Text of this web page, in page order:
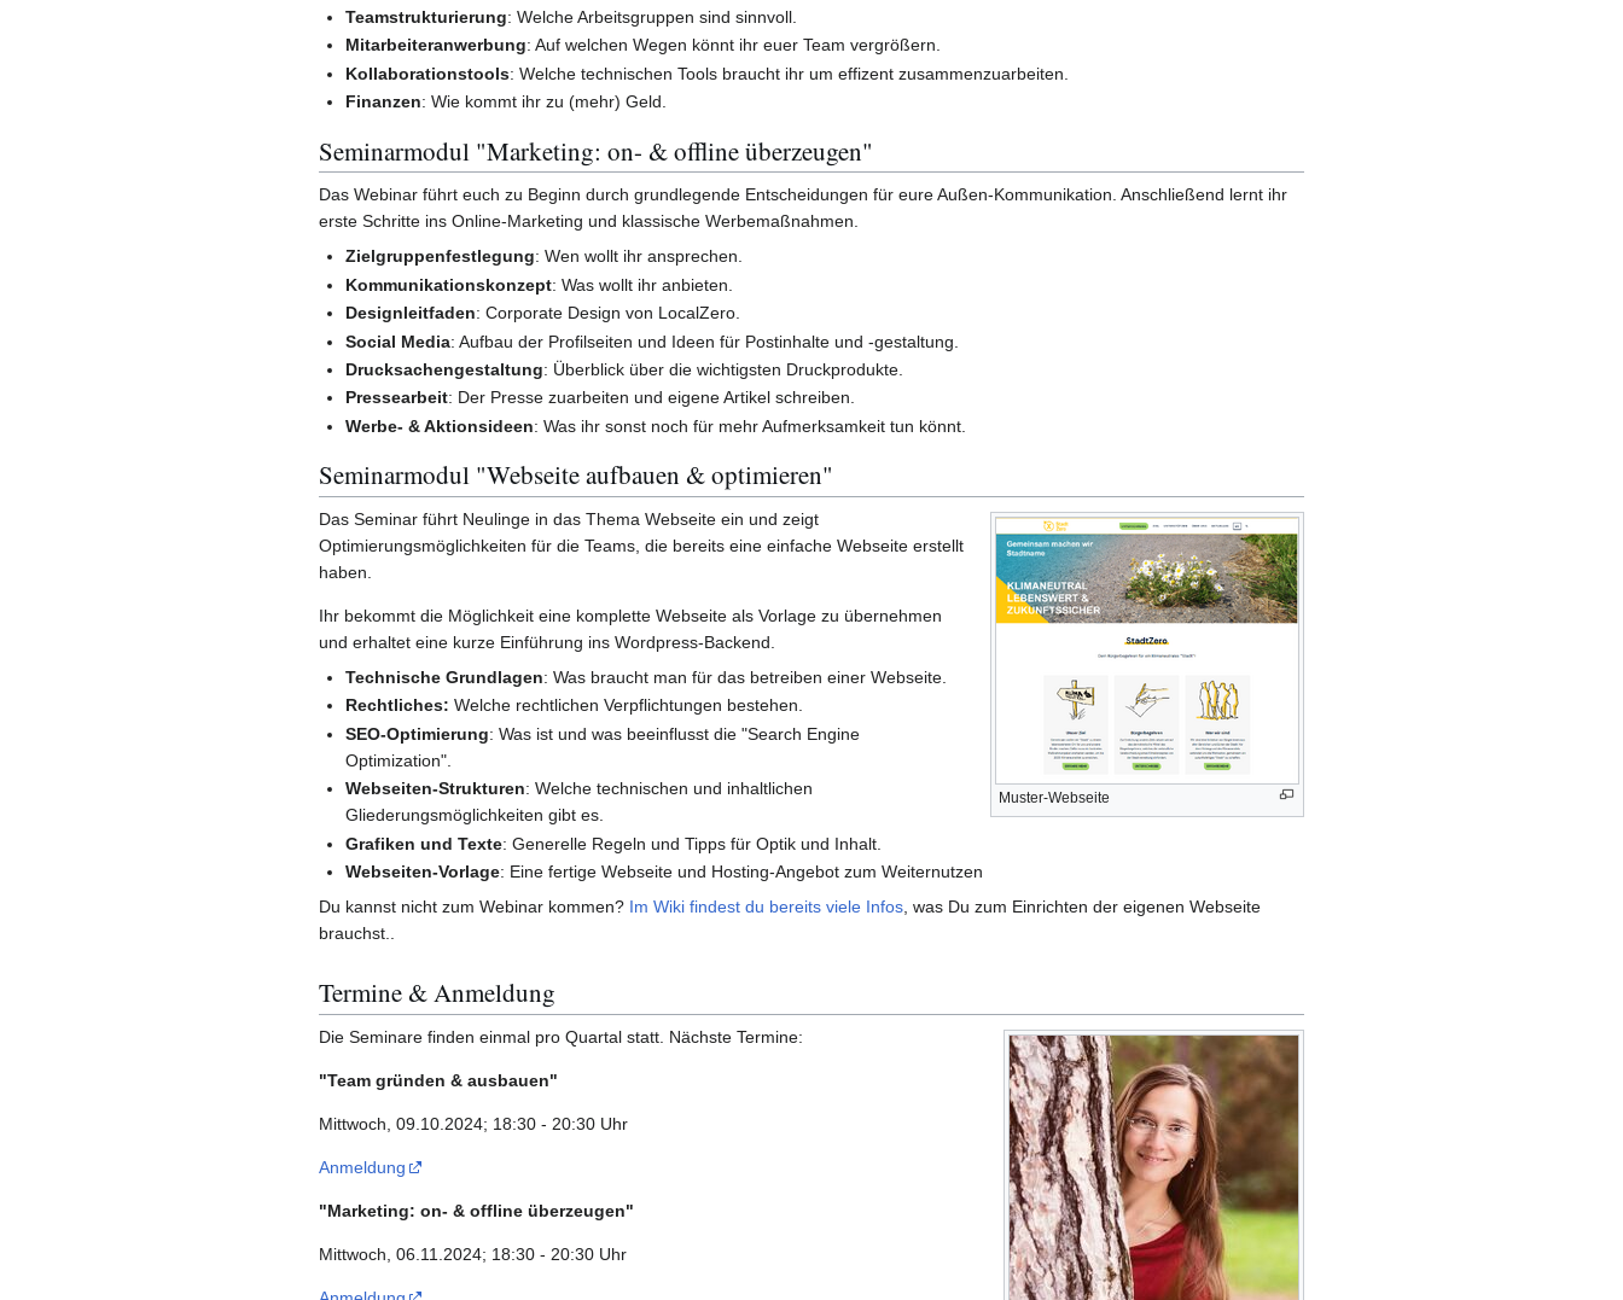
Teamstrukturierung: Welche Arbeitsgruppen sind sinnvoll.
Mitarbeiteranwerbung: Auf welchen Wegen könnt ihr euer Team vergrößern.
Kollaborationstools: Welche technischen Tools braucht ihr um effizent zusammenzuarbeiten.
Finanzen: Wie kommt ihr zu (mehr) Geld.
Seminarmodul "Marketing: on- & offline überzeugen"
Das Webinar führt euch zu Beginn durch grundlegende Entscheidungen für eure Außen-Kommunikation. Anschließend lernt ihr
erste Schritte ins Online-Marketing und klassische Werbemaßnahmen.
Zielgruppenfestlegung: Wen wollt ihr ansprechen.
Kommunikationskonzept: Was wollt ihr anbieten.
Designleitfaden: Corporate Design von LocalZero.
Social Media: Aufbau der Profilseiten und Ideen für Postinhalte und -gestaltung.
Drucksachengestaltung: Überblick über die wichtigsten Druckprodukte.
Pressearbeit: Der Presse zuarbeiten und eigene Artikel schreiben.
Werbe- & Aktionsideen: Was ihr sonst noch für mehr Aufmerksamkeit tun könnt.
Seminarmodul "Webseite aufbauen & optimieren"
Muster-Webseite
Das Seminar führt Neulinge in das Thema Webseite ein und zeigt
Optimierungsmöglichkeiten für die Teams, die bereits eine einfache Webseite erstellt
haben.
Ihr bekommt die Möglichkeit eine komplette Webseite als Vorlage zu übernehmen
und erhaltet eine kurze Einführung ins Wordpress-Backend.
Technische Grundlagen: Was braucht man für das betreiben einer Webseite.
Rechtliches: Welche rechtlichen Verpflichtungen bestehen.
SEO-Optimierung: Was ist und was beeinflusst die "Search Engine
Optimization".
Webseiten-Strukturen: Welche technischen und inhaltlichen
Gliederungsmöglichkeiten gibt es.
Grafiken und Texte: Generelle Regeln und Tipps für Optik und Inhalt.
Webseiten-Vorlage: Eine fertige Webseite und Hosting-Angebot zum Weiternutzen
Du kannst nicht zum Webinar kommen? Im Wiki findest du bereits viele Infos , was Du zum Einrichten der eigenen Webseite
brauchst..
Termine & Anmeldung
Die Seminare finden einmal pro Quartal statt. Nächste Termine:
"Team gründen & ausbauen"
Mittwoch, 09.10.2024; 18:30 - 20:30 Uhr
Anmeldung
"Marketing: on- & offline überzeugen"
Mittwoch, 06.11.2024; 18:30 - 20:30 Uhr